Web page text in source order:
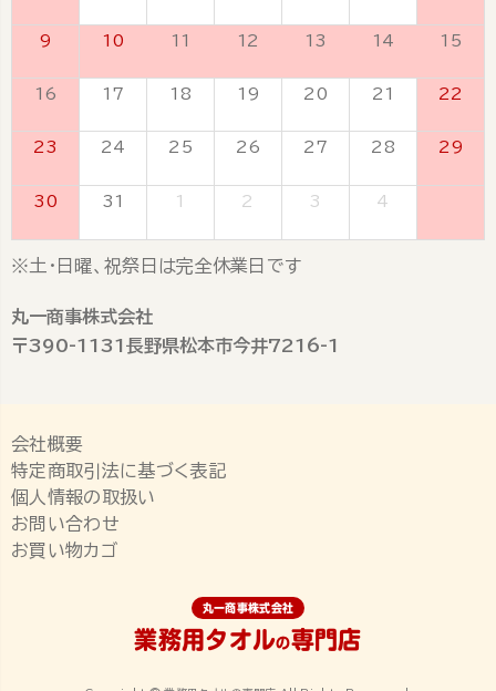
9 10 11 12 13 14 15
16 17 18 19 20 21 22
23 24 25 26 27 28 29
30 31 1 2 3 4
※土・日曜、祝祭日は完全休業日です
丸一商事株式会社
〒390-1131長野県松本市今井7216-1
会社概要
特定商取引法に基づく表記
個人情報の取扱い
お問い合わせ
お買い物カゴ
丸一商事株式会社
業務用タオルの専門店